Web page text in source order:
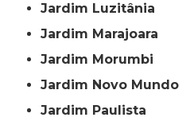
Jardim Luzitânia
Jardim Marajoara
Jardim Morumbi
Jardim Novo Mundo
Jardim Paulista